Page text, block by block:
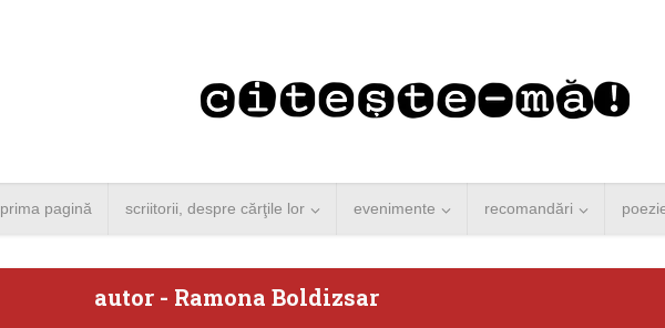
prima pagină scriitorii, despre cărţile lor evenimente recomandări
autor - Ramona Boldizsar